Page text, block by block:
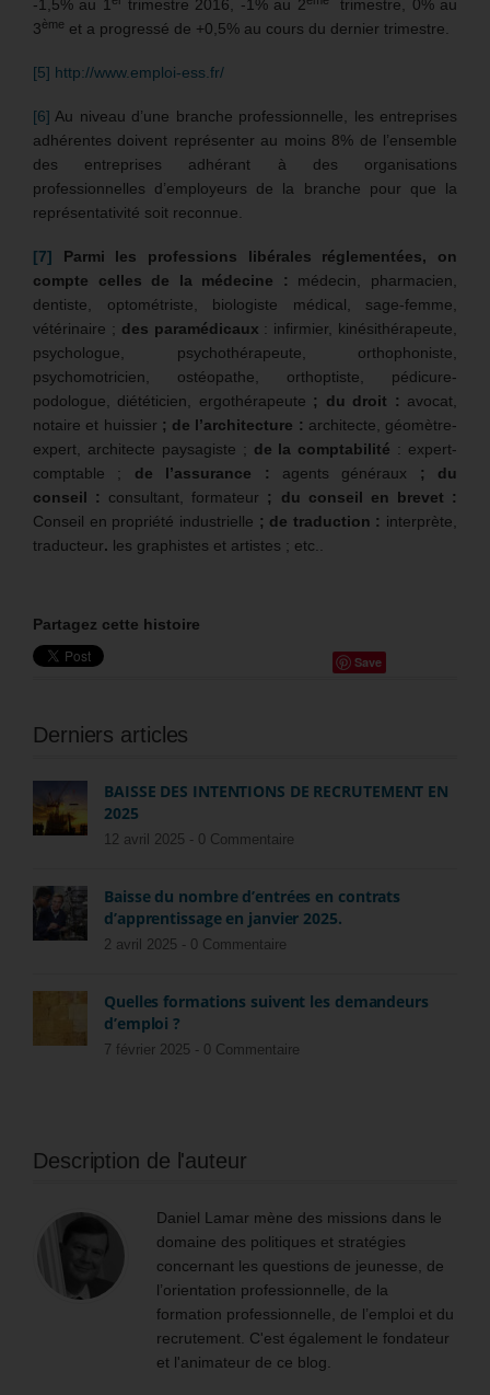
-1,5% au 1 trimestre 2016, -1% au 2
trimestre, 0% au
3ème et a progressé de +0,5% au cours du dernier trimestre.
[5] http://www.emploi-ess.fr/
[6] Au niveau d’une branche professionnelle, les entreprises
adhérentes doivent représenter au moins 8% de l’ensemble
des entreprises adhérant à des organisations
professionnelles d’employeurs de la branche pour que la
représentativité soit reconnue.
[7] Parmi les professions libérales réglementées, on
compte celles de la médecine : médecin, pharmacien,
dentiste, optométriste, biologiste médical, sage-femme,
vétérinaire ; des paramédicaux : infirmier, kinésithérapeute,
psychologue, psychothérapeute, orthophoniste,
psychomotricien, ostéopathe, orthoptiste, pédicure-
podologue, diététicien, ergothérapeute ; du droit : avocat,
notaire et huissier ; de l’architecture : architecte, géomètre-
expert, architecte paysagiste ; de la comptabilité : expert-
comptable ; de l’assurance : agents généraux ; du
conseil : consultant, formateur ; du conseil en brevet :
Conseil en propriété industrielle ; de traduction : interprète,
traducteur. les graphistes et artistes ; etc..
Partagez cette histoire
Save
Derniers articles
BAISSE DES INTENTIONS DE RECRUTEMENT EN
2025
12 avril 2025 - 0 Commentaire
Baisse du nombre d’entrées en contrats
d’apprentissage en janvier 2025.
2 avril 2025 - 0 Commentaire
Quelles formations suivent les demandeurs
d’emploi ?
7 février 2025 - 0 Commentaire
Description de l'auteur
Daniel Lamar mène des missions dans le
domaine des politiques et stratégies
concernant les questions de jeunesse, de
l’orientation professionnelle, de la
formation professionnelle, de l’emploi et du
recrutement. C'est également le fondateur
et l'animateur de ce blog.